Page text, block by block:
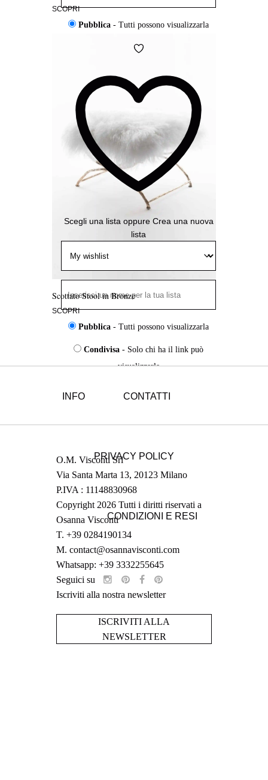
Pubblica - Tutti possono visualizzarla
- Solo chi ha il link può
Privata- Solo tu puoi visualizzarla
alla
Wishlist
SCOPRI
Wishlist
Scegli una listaoppure Crea una nuova
lista
Pubblica - Tutti possono visualizzarla
Condivisa - Solo chi ha il link può
visualizzarla
alla
Scottato Stool in Bronze
SCOPRI
INFO CONTATTI
PRIVACY POLICY
CONDIZIONI E RESI
O.M. Visconti Srl
Via Santa Marta 13, 20123 Milano
P.IVA : 11148830968
Copyright 2026 Tutti i diritti riservati a
Osanna Visconti
T. +39 0284190134
M. contact@osannavisconti.com
Whatsapp: +39 3332255645
Seguici su
Iscriviti alla nostra newsletter
ISCRIVITI ALLA
NEWSLETTER